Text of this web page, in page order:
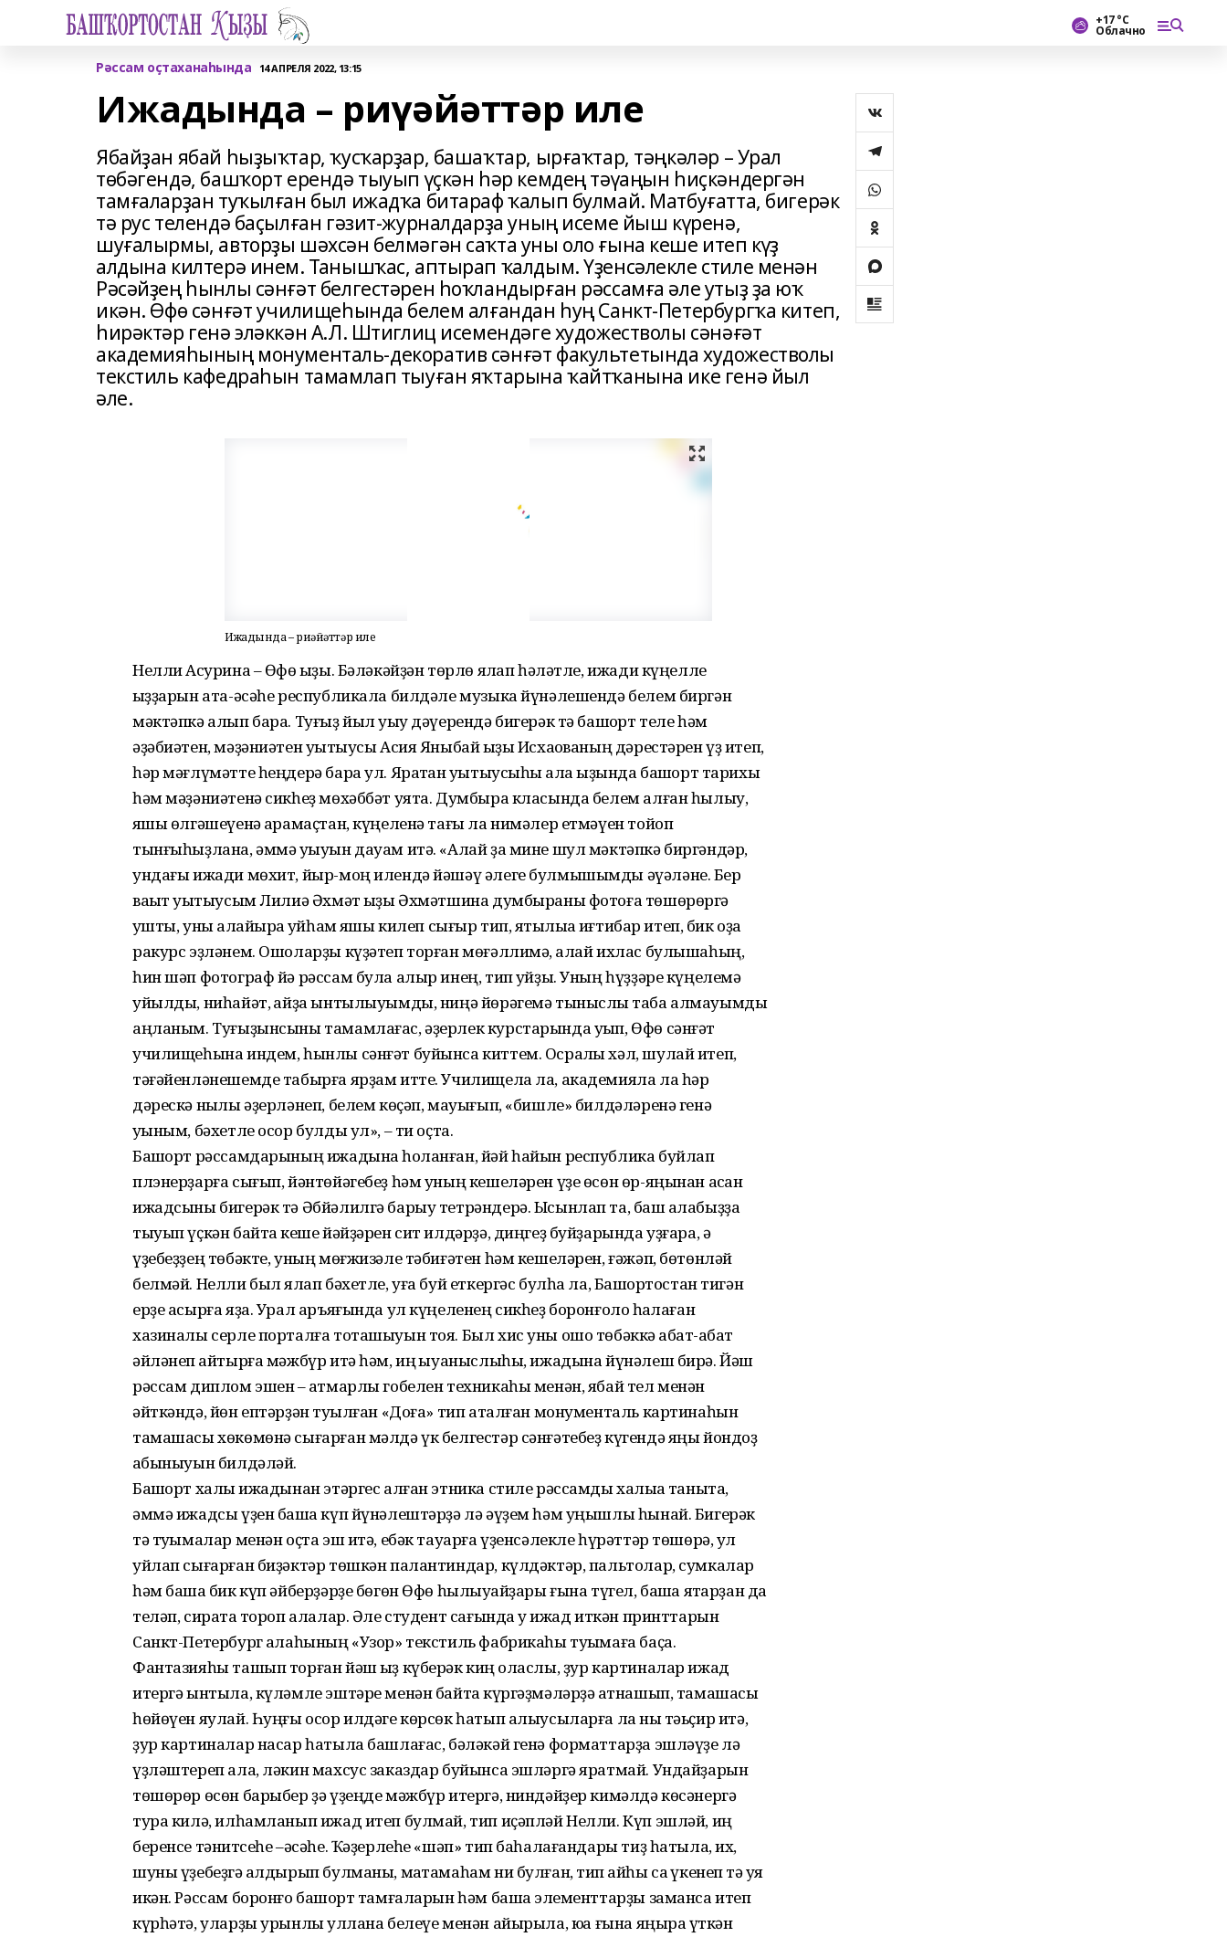
+17 °С
Облачно
Рәссам оҫтаханаһында 14 АПРЕЛЯ 2022, 13:15
Ижадында – риүәйәттәр иле
Ябайҙан ябай һыҙыҡтар, ҡусҡарҙар, башаҡтар, ырғаҡтар, тәңкәләр – Урал
төбәгендә, башҡорт ерендә тыуып үҫкән һәр кемдең тәүаңын һиҫкәндергән
тамғаларҙан туҡылған был ижадҡа битараф ҡалып булмай. Матбуғатта, бигерәк
тә рус телендә баҫылған гәзит-журналдарҙа уның исеме йыш күренә,
шуғалырмы, авторҙы шәхсән белмәгән саҡта уны оло ғына кеше итеп күҙ
алдына килтерә инем. Танышҡас, аптырап ҡалдым. Үҙенсәлекле стиле менән
Рәсәйҙең һынлы сәнғәт белгестәрен һоҡландырған рәссамға әле утыҙ ҙа юҡ
икән. Өфө сәнғәт училищеһында белем алғандан һуң Санкт-Петербургҡа китеп,
һирәктәр генә эләккән А.Л. Штиглиц исемендәге художестволы сәнәғәт
академияһының монументаль-декоратив сәнғәт факультетында художестволы
текстиль кафедраһын тамамлап тыуған яҡтарына ҡайтҡанына ике генә йыл
әле.
Ижадында – риүәйәттәр иле
Нелли Аҡсурина – Өфө ҡыҙы. Бәләкәйҙән төрлө яҡлап һәләтле, ижади күңелле
ҡыҙҙарын ата-әсәһе республикала билдәле музыка йүнәлешендә белем биргән
мәктәпкә алып бара. Туғыҙ йыл уҡыу дәүерендә бигерәк тә башҡорт теле һәм
әҙәбиәтен, мәҙәниәтен уҡытыусы Асия Яныбай ҡыҙы Исхаҡованың дәрестәрен үҙ итеп,
һәр мәғлүмәтте һеңдерә бара ул. Яратҡан уҡытыусыһы ҡала ҡыҙында башҡорт тарихы
һәм мәҙәниәтенә сикһеҙ мөхәббәт уята. Думбыра класында белем алған һылыу,
яҡшы өлгәшеүенә ҡарамаҫтан, күңеленә тағы ла нимәлер етмәүен тойоп
тынғыһыҙлана, әммә уҡыуын дауам итә. «Алай ҙа мине шул мәктәпкә биргәндәр,
ундағы ижади мөхит, йыр-моң илендә йәшәү әлеге булмышымды әүәләне. Бер
ваҡыт уҡытыусым Лилиә Әхмәт ҡыҙы Әхмәтшина думбыраны фотоға төшөрөргә
ҡушты, уны ҡалайыраҡ ҡуйһам яҡшы килеп сығыр тип, яҡтылыҡҡа иғтибар итеп, бик оҙаҡ
ракурс эҙләнем. Ошоларҙы күҙәтеп торған мөғәллимә, ҡалай ихлас булышаһың,
һин шәп фотограф йә рәссам була алыр инең, тип ҡуйҙы. Уның һүҙҙәре күңелемә
уйылды, ниһайәт, ҡайҙа ынтылыуымды, ниңә йөрәгемә тыныслыҡ таба алмауымды
аңланым. Туғыҙынсыны тамамлағас, әҙерлек курстарында уҡып, Өфө сәнғәт
училищеһына индем, һынлы сәнғәт буйынса киттем. Осраҡлы хәл, шулай итеп,
тәғәйенләнешемде табырға ярҙам итте. Училищела ла, академияла ла һәр
дәрескә ныҡлы әҙерләнеп, белем көҫәп, мауығып, «бишле» билдәләренә генә
уҡыным, бәхетле осор булды ул», – ти оҫта.
Башҡорт рәссамдарының ижадына һоҡланған, йәй һайын республика буйлап
плэнерҙарға сығып, йәнтөйәгебеҙ һәм уның кешеләрен үҙе өсөн өр-яңынан асҡан
ижадсыны бигерәк тә Әбйәлилгә барыу тетрәндерә. Ысынлап та, баш ҡалабыҙҙа
тыуып үҫкән байтаҡ кеше йәйҙәрен сит илдәрҙә, диңгеҙ буйҙарында уҙғара, ә
үҙебеҙҙең төбәкте, уның мөғжизәле тәбиғәтен һәм кешеләрен, ғәжәп, бөтөнләй
белмәй. Нелли был яҡлап бәхетле, уға буй еткергәс булһа ла, Башҡортостан тигән
ерҙе асырға яҙа. Урал аръяғында ул күңеленең сикһеҙ боронғолоҡ һаҡлаған
хазиналы серле порталға тоташыуын тоя. Был хис уны ошо төбәккә ҡабат-ҡабат
әйләнеп ҡайтырға мәжбүр итә һәм, иң ҡыуаныслыһы, ижадына йүнәлеш бирә. Йәш
рәссам диплом эшен – ҡатмарлы гобелен техникаһы менән, ябай тел менән
әйткәндә, йөн ептәрҙән туҡылған «Доға» тип аталған монументаль картинаһын
тамашасы хөкөмөнә сығарған мәлдә үк белгестәр сәнғәтебеҙ күгендә яңы йондоҙ
ҡабыныуын билдәләй.
Башҡорт халыҡ ижадынан этәргес алған этника стиле рәссамды халыҡҡа таныта,
әммә ижадсы үҙен башҡа күп йүнәлештәрҙә лә әүҙем һәм уңышлы һынай. Бигерәк
тә туҡымалар менән оҫта эш итә, ебәк тауарға үҙенсәлекле һүрәттәр төшөрә, ул
уйлап сығарған биҙәктәр төшкән палантиндар, күлдәктәр, пальтолар, сумкалар
һәм башҡа бик күп әйберҙәрҙе бөгөн Өфө һылыуҡайҙары ғына түгел, башҡа яҡтарҙан да
теләп, сиратҡа тороп алалар. Әле студент сағында уҡ ижад иткән принттарын
Санкт-Петербург ҡалаһының «Узор» текстиль фабрикаһы туҡымаға баҫа.
Фантазияһы ташып торған йәш ҡыҙ күберәк киң ҡоласлы, ҙур картиналар ижад
итергә ынтыла, күләмле эштәре менән байтаҡ күргәҙмәләрҙә ҡатнашып, тамашасы
һөйөүен яулай. Һуңғы осор илдәге көрсөк һатып алыусыларға ла ныҡ тәьҫир итә,
ҙур картиналар насар һатыла башлағас, бәләкәй генә форматтарҙа эшләүҙе лә
үҙләштереп ала, ләкин махсус заказдар буйынса эшләргә яратмай. Ундайҙарын
төшөрөр өсөн барыбер ҙә үҙеңде мәжбүр итергә, ниндәйҙер кимәлдә көсәнергә
тура килә, илһамланып ижад итеп булмай, тип иҫәпләй Нелли. Күп эшләй, иң
беренсе тәнҡитсеһе –әсәһе. Ҡәҙерлеһе «шәп» тип баһалағандары тиҙ һатыла, их,
шуны үҙебеҙгә ҡалдырып булманы, маҡтамаһам ни булған, тип ҡайһы саҡ үкенеп тә ҡуя
икән. Рәссам боронғо башҡорт тамғаларын һәм башҡа элементтарҙы заманса итеп
күрһәтә, уларҙы урынлы ҡуллана белеүе менән айырыла, юҡҡа ғына яңыраҡ үткән